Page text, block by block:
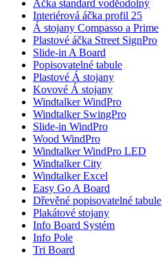
Áčka standard voděodolný
Interiérová áčka profil 25
Á stojany Compasso a Prime
Plastové áčka Street SignPro
Slide-in A Board
Popisovatelné tabule
Plastové Á stojany
Kovové Á stojany
Windtalker WindPro
Windtalker SwingPro
Slide-in WindPro
Wood WindPro
Windtalker WindPro LED
Windtalker City
Windtalker Excel
Easy Go A Board
Dřevěné popisovatelné tabule
Plakátové stojany
Info Board Systém
Info Pole
Tri Board